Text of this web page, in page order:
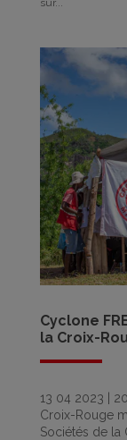
sur...
Cyclone
la Croix-
13 04 2023
Croix-Rouge
Sociétés de la